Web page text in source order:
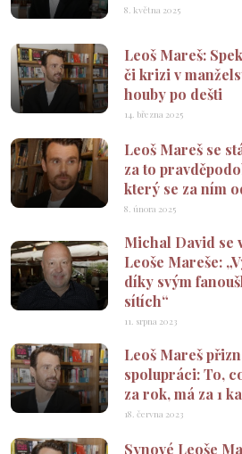
8. května 2025
Leoš Mareš:
či krizi v
houby po dešti
14. března 2025
Leoš Mareš se
za to
který se za ním
8. února 2025
Michal David se
Leoše Mareše:
díky svým
sítích“
11. srpna 2023
Leoš Mareš
spolupráci: To,
za rok, má za 1
18. června 2023
Synové Leoše